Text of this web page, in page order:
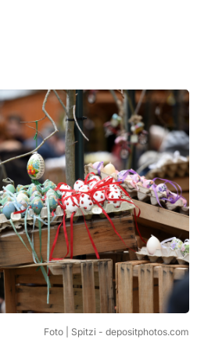
Foto | Spitzi - depositphotos.com